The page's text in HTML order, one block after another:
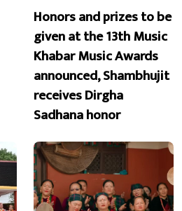
Honors and prizes to be
given at the 13th Music
Khabar Music Awards
announced, Shambhujit
receives Dirgha
Sadhana honor